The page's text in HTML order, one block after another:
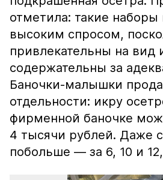
отметила: такие наборы
высоким спросом,
привлекательны на вид
содержательны за
Баночки-малышки
отдельности: икру
фирменной баночке
4 тысячи рублей. Даже
побольше — за 6, 10 и